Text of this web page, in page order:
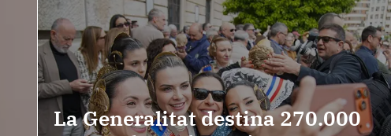
La Generalitat destina 270.000